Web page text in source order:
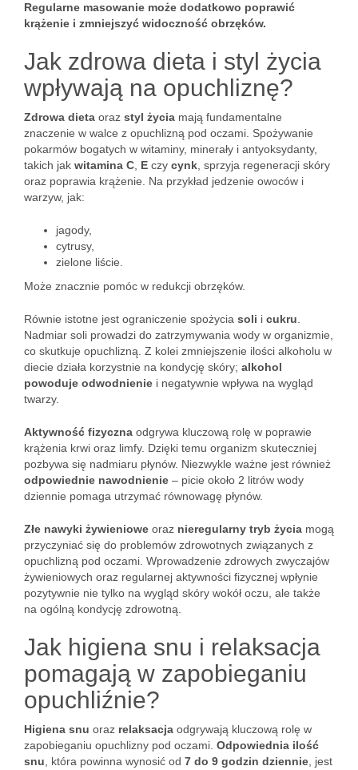
Regularne masowanie może dodatkowo poprawić
krążenie i zmniejszyć widoczność obrzęków.
Jak zdrowa dieta i styl życia
wpływają na opuchliznę?
Zdrowa dieta oraz styl życia mają fundamentalne
znaczenie w walce z opuchlizną pod oczami. Spożywanie
pokarmów bogatych w witaminy, minerały i antyoksydanty,
takich jak witamina C E czy cynk , sprzyja regeneracji skóry
oraz poprawia krążenie. Na przykład jedzenie owoców i
warzyw, jak:
jagody,
cytrusy,
zielone liście.
Może znacznie pomóc w redukcji obrzęków.
Równie istotne jest ograniczenie spożycia soli i cukru
Nadmiar soli prowadzi do zatrzymywania wody w organizmie,
co skutkuje opuchlizną. Z kolei zmniejszenie ilości alkoholu w
diecie działa korzystnie na kondycję skóry; alkohol
powoduje odwodnienie i negatywnie wpływa na wygląd
twarzy.
Aktywność fizyczna odgrywa kluczową rolę w poprawie
krążenia krwi oraz limfy. Dzięki temu organizm skuteczniej
pozbywa się nadmiaru płynów. Niezwykle ważne jest również
odpowiednie nawodnienie – picie około 2 litrów wody
dziennie pomaga utrzymać równowagę płynów.
Złe nawyki żywieniowe oraz nieregularny tryb życia mogą
przyczyniać się do problemów zdrowotnych związanych z
opuchlizną pod oczami. Wprowadzenie zdrowych zwyczajów
żywieniowych oraz regularnej aktywności fizycznej wpłynie
pozytywnie nie tylko na wygląd skóry wokół oczu, ale także
na ogólną kondycję zdrowotną.
Jak higiena snu i relaksacja
pomagają w zapobieganiu
opuchliźnie?
Higiena snu oraz relaksacja odgrywają kluczową rolę w
zapobieganiu opuchlizny pod oczami. Odpowiednia ilość
snu , która powinna wynosić od 7 do 9 godzin dziennie , jest